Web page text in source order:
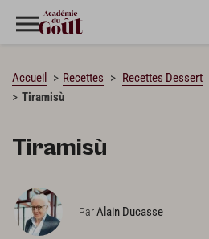
Accueil Recettes Recettes Dessert
Tiramisù
Tiramisù
ParAlain Ducasse
CHARGEMENT…